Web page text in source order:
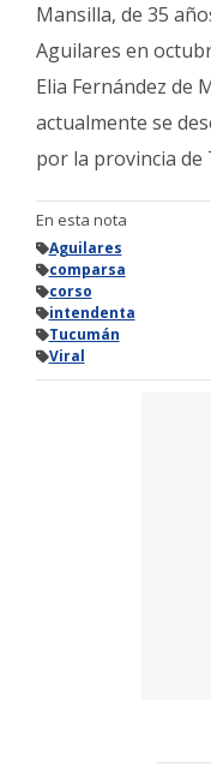
Mansilla, de 35
Aguilares en
Elia Fernández de
actualmente se
por la provincia de
En esta nota
Aguilares
comparsa
corso
intendenta
Tucumán
Viral